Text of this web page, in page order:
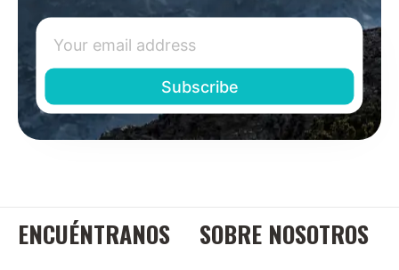
ENCUÉNTRANOS SOBRE NOSOTROS